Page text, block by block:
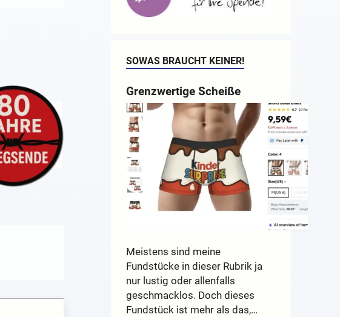
SOWAS BRAUCHT KEINER!
Grenzwertige Scheiße
Meistens sind meine
Fundstücke in dieser Rubrik ja
nur lustig oder allenfalls
geschmacklos. Doch dieses
Fundstück ist mehr als das,…